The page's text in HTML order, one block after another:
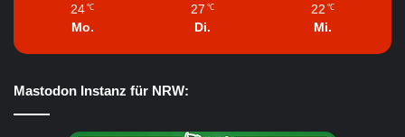
24 ℃
Mo.
27 ℃
Di.
22 ℃
Mi.
Mastodon Instanz für NRW: